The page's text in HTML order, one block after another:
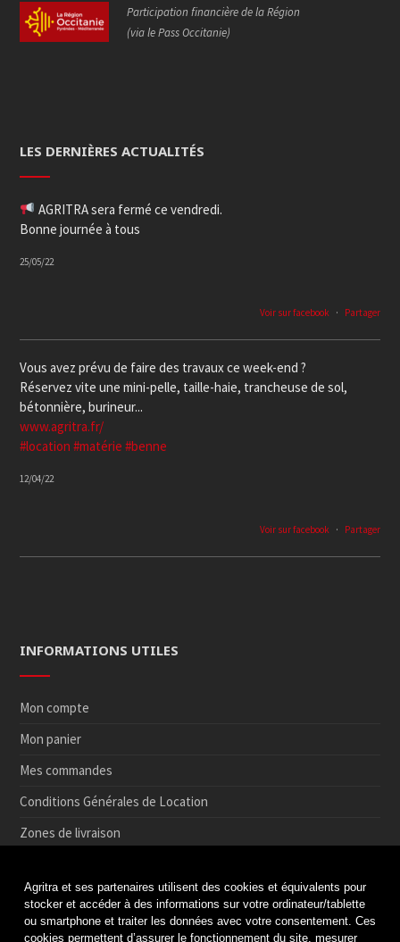
Participation financière de la Région
(via le Pass Occitanie)
LES DERNIÈRES ACTUALITÉS
AGRITRA sera fermé ce vendredi.
Bonne journée à tous
25/05/22
Voir sur facebook · Partager
Vous avez prévu de faire des travaux ce week-end ?
Réservez vite une mini-pelle, taille-haie, trancheuse de sol,
bétonnière, burineur...
www.agritra.fr/
#location #matérie #benne
12/04/22
Voir sur facebook · Partager
INFORMATIONS UTILES
Mon compte
Mon panier
Mes commandes
Conditions Générales de Location
Zones de livraison
Paiement sécurisé
Médiation de la consommation
Agritra et ses partenaires utilisent des cookies et équivalents pour
stocker et accéder à des informations sur votre ordinateur/tablette
ou smartphone et traiter les données avec votre consentement. Ces
cookies permettent d’assurer le fonctionnement du site, mesurer